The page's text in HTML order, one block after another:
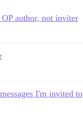
author, not inviter
I'm invited to